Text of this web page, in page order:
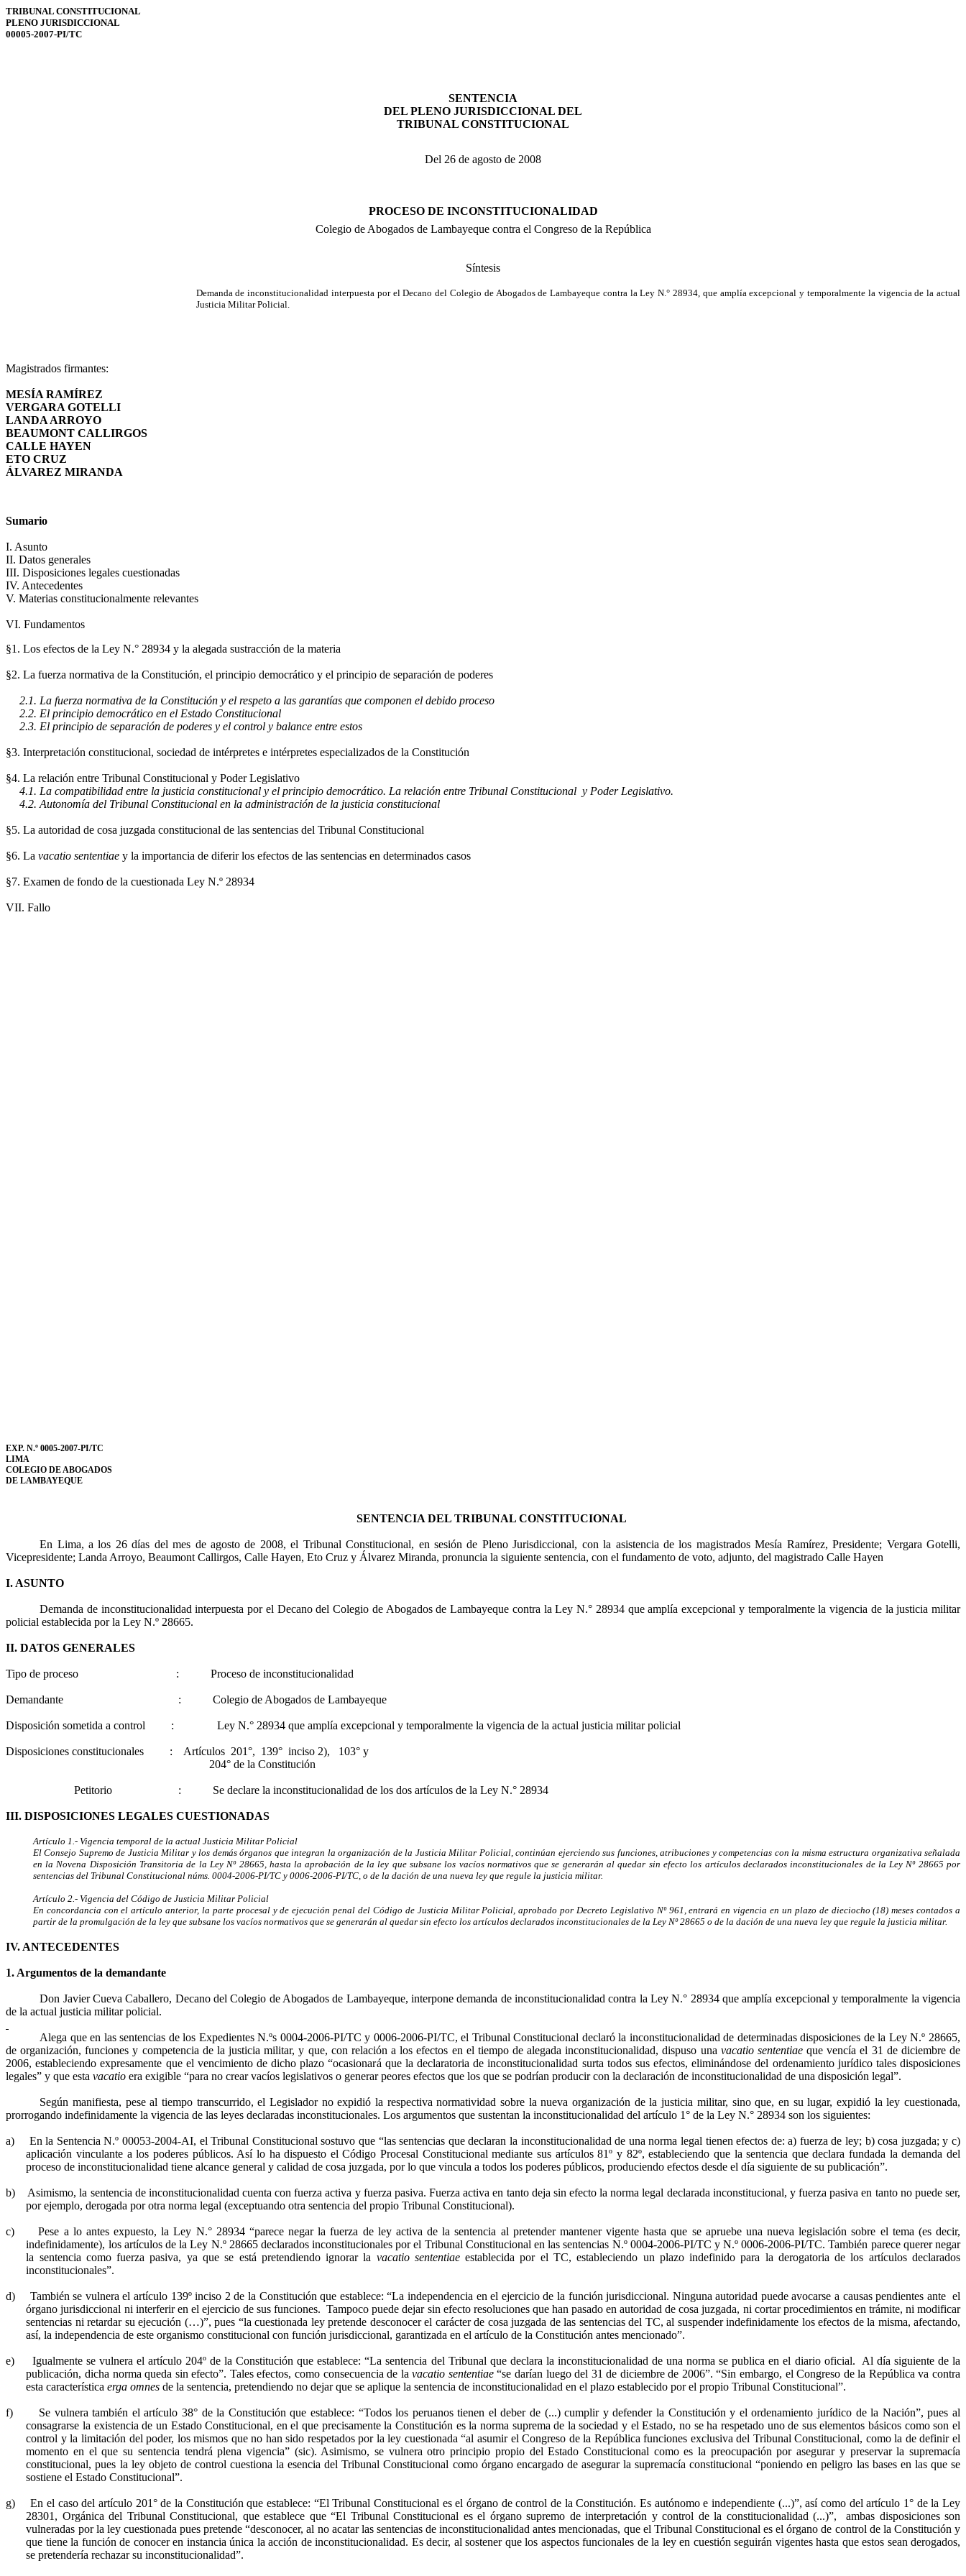
TRIBUNAL CONSTITUCIONAL
PLENO JURISDICCIONAL
00005-2007-PI/TC
SENTENCIA
DEL PLENO JURISDICCIONAL DEL
TRIBUNAL CONSTITUCIONAL
Del 26 de agosto de 2008
PROCESO DE INCONSTITUCIONALIDAD
Colegio de Abogados de Lambayeque contra el Congreso de la República
Síntesis
Demanda de inconstitucionalidad interpuesta por el Decano del Colegio de Abogados de Lambayeque contra la Ley N.° 28934, que amplía excepcional y temporalmente la vigencia de la actual
Justicia Militar Policial.
Magistrados firmantes:
MESÍA RAMÍREZ
VERGARA GOTELLI
LANDA ARROYO
BEAUMONT CALLIRGOS
CALLE HAYEN
ETO CRUZ
ÁLVAREZ MIRANDA
Sumario
I. Asunto
II. Datos generales
III. Disposiciones legales cuestionadas
IV. Antecedentes
V. Materias constitucionalmente relevantes
VI. Fundamentos
§1. Los efectos de la Ley N.° 28934 y la alegada sustracción de la materia
§2. La fuerza normativa de la Constitución, el principio democrático y el principio de separación de poderes
2.1. La fuerza normativa de la Constitucióny el respeto a las garantías que componen el debido proceso
2.2. El principio democrático en el Estado Constitucional
2.3. El principio de separación de poderes y el control y balance entre estos
§3. Interpretación constitucional, sociedad de intérpretes e intérpretes especializados de la Constitución
§4. La relación entre Tribunal Constitucional y Poder Legislativo
4.1. La compatibilidad entre la justicia constitucional y el principio democrático. La relación entre Tribunal Constitucional y Poder Legislativo.
4.2. Autonomía del Tribunal Constitucional en la administración de la justicia constitucional
§5. La autoridad de cosa juzgada constitucional de las sentencias del Tribunal Constitucional
§6. La vacatio sententiae y la importancia de diferir los efectos de las sentencias en determinados casos
§7. Examen de fondo de la cuestionada Ley N.º 28934
VII. Fallo
EXP. N.º 0005-2007-PI/TC
LIMA
COLEGIO DE ABOGADOS
DE LAMBAYEQUE
SENTENCIA DEL TRIBUNAL CONSTITUCIONAL
En Lima, a los 26 días del mes de agosto de 2008, el Tribunal Constitucional, en sesión de Pleno Jurisdiccional, con la asistencia de los magistrados Mesía Ramírez, Presidente; Vergara Gotelli,
Vicepresidente; Landa Arroyo, Beaumont Callirgos, Calle Hayen, Eto Cruz y Álvarez Miranda, pronuncia la siguiente sentencia, con el fundamento de voto, adjunto, del magistrado Calle Hayen
I. ASUNTO
Demanda de inconstitucionalidad interpuesta por el Decano del Colegio de Abogados de Lambayeque contra la Ley N.° 28934 que amplía excepcional y temporalmente la vigencia de la justicia militar
policial establecida porla Ley N.º 28665.
II. DATOS GENERALES
Tipo de proceso : Proceso de inconstitucionalidad
Demandante : Colegio de Abogados de Lambayeque
Disposición sometida a control : Ley N.° 28934 que amplía excepcional y temporalmente la vigencia de la actual justicia militar policial
Disposiciones constitucionales : Artículos 201°, 139° inciso 2),
103° y
204° dela Constitución
Petitorio : Se declare la inconstitucionalidad de los dos artículos de la Ley N.°28934
III. DISPOSICIONES LEGALES CUESTIONADAS
Artículo 1.- Vigencia temporal de la actual Justicia Militar Policial
El Consejo Supremo de Justicia Militar y los demás órganos que integran la organización de la Justicia Militar Policial, continúan ejerciendo sus funciones, atribuciones y competencias con la misma estructura organizativa señalada
en la Novena Disposición Transitoria de la Ley Nº 28665, hasta la aprobación de la ley que subsane los vacíos normativos que se generarán al quedar sin efecto los artículos declarados inconstitucionales de la Ley Nº 28665 por
sentencias del Tribunal Constitucional núms. 0004-2006-PI/TC y 0006-2006-PI/TC, o de la dación de una nueva ley que regule la justicia militar.
Artículo 2.- Vigencia del Código de Justicia Militar Policial
En concordancia con el artículo anterior, la parte procesal y de ejecución penal del Código de Justicia Militar Policial, aprobado por Decreto Legislativo Nº 961, entrará en vigencia en un plazo de dieciocho (18) meses contados a
partir de la promulgación de la ley que subsane los vacíos normativos que se generarán al quedar sin efecto los artículos declarados inconstitucionales de la Ley Nº 28665 o de la dación de una nueva ley que regule la justicia militar.
IV. ANTECEDENTES
1. Argumentos de la demandante
Don Javier Cueva Caballero, Decano del Colegio de Abogados de Lambayeque, interpone demanda de inconstitucionalidad contra la Ley N.° 28934 que amplía excepcional y temporalmente la vigencia
de la actual justicia militar policial.
Alega que en las sentencias de los Expedientes N.ºs 0004-2006-PI/TC y 0006-2006-PI/TC, el Tribunal Constitucional declaró la inconstitucionalidad de determinadas disposiciones dela Ley N.º 28665,
de organización, funciones y competencia de la justicia militar, y que, con relación a los efectos en el tiempo de alegada inconstitucionalidad, dispuso una vacatio sententiaeque vencía el 31 de diciembre de
2006, estableciendo expresamente que el vencimiento de dicho plazo “ocasionará que la declaratoria de inconstitucionalidad surta todos sus efectos, eliminándose del ordenamiento jurídico tales disposiciones
legales” y que esta vacatio era exigible “para no crear vacíos legislativos o generar peores efectos que los que se podrían producir con la declaración de inconstitucionalidad de una disposición legal”.
Según manifiesta, pese al tiempo transcurrido, el Legislador no expidió la respectiva normatividad sobre la nueva organización de la justicia militar, sino que, en su lugar, expidió la ley cuestionada,
prorrogando indefinidamente la vigencia de las leyes declaradas inconstitucionales. Los argumentos que sustentan la inconstitucionalidad del artículo 1° de la Ley N.° 28934 son los siguientes:
a) Enla Sentencia N.º 00053-2004-AI, el Tribunal Constitucional sostuvo que “las sentencias que declaran la inconstitucionalidad de una norma legal tienen efectos de: a) fuerza de ley; b) cosa juzgada; y c)
aplicación vinculante a los poderes públicos. Así lo ha dispuesto el Código Procesal Constitucional mediante sus artículos 81º y 82º, estableciendo que la sentencia que declara fundada la demanda del
proceso de inconstitucionalidad tiene alcance general y calidad de cosa juzgada, por lo que vincula a todos los poderes públicos, produciendo efectos desde el día siguiente de su publicación”.
b)
Asimismo, la sentencia de inconstitucionalidad cuenta con fuerza activa y fuerza pasiva. Fuerza activa en tanto deja sin efecto la norma legal declarada inconstitucional, y fuerza pasiva en tanto no puede ser,
por ejemplo, derogada por otra norma legal (exceptuando otra sentencia del propio Tribunal Constitucional).
c) Pese a lo antes expuesto,la Ley N.°28934 “parece negar la fuerza de ley activa de la sentencia al pretender mantener vigente hasta que se apruebe una nueva legislación sobre el tema (es decir,
indefinidamente), los artículos dela Ley N.º28665 declarados inconstitucionales por el Tribunal Constitucional en las sentencias N.º 0004-2006-PI/TC y N.º 0006-2006-PI/TC. También parece querer negar
la sentencia como fuerza pasiva, ya que se está pretendiendo ignorar la vacatio sententiaeestablecida por el TC, estableciendo un plazo indefinido para la derogatoria de los artículos declarados
inconstitucionales”.
d) También se vulnera el artículo 139º inciso 2 dela Constitución que establece: “La independencia en el ejercicio de la función jurisdiccional. Ninguna autoridad puede avocarse a causas pendientes ante el
órgano jurisdiccional ni interferir en el ejercicio de sus funciones. Tampoco puede dejar sin efecto resoluciones que han pasado en autoridad de cosa juzgada, ni cortar procedimientos en trámite, ni modificar
sentencias ni retardar su ejecución (…)”, pues “la cuestionada ley pretende desconocer el carácter de cosa juzgada de las sentencias del TC, al suspender indefinidamente los efectos de la misma, afectando,
así, la independencia de este organismo constitucional con función jurisdiccional, garantizada en el artículo dela Constitución antes mencionado”.
e) Igualmente se vulnera el artículo 204º dela Constitución que establece: “La sentencia del Tribunal que declara la inconstitucionalidad de una norma se publica en el diario oficial.
Al día siguiente de la
publicación, dicha norma queda sin efecto”. Tales efectos, como consecuencia de lavacatio sententiae“se darían luego del 31 de diciembre de 2006”. “Sin embargo, el Congreso dela República va contra
esta característicaerga omnes de la sentencia, pretendiendo no dejar que se aplique la sentencia de inconstitucionalidad en el plazo establecido por el propio Tribunal Constitucional”.
f) Se vulnera también el artículo 38° dela Constitución que establece: “Todos los peruanos tienen el deber de (...) cumplir y defenderla Constitución y el ordenamiento jurídico dela Nación”, pues al
consagrarse la existencia de un Estado Constitucional, en el que precisamentela Constitución es la norma suprema de la sociedad y el Estado, no se ha respetado uno de sus elementos básicos como son el
control y la limitación del poder, los mismos que no han sido respetados por la ley cuestionada “al asumir el Congreso dela República funciones exclusiva del Tribunal Constitucional, como la de definir el
momento en el que su sentencia tendrá plena vigencia” (sic). Asimismo, se vulnera otro principio propio del Estado Constitucional como es la preocupación por asegurar y preservar la supremacía
constitucional, pues la ley objeto de control cuestiona la esencia del Tribunal Constitucional como órgano encargado de asegurar la supremacía constitucional “poniendo en peligro las bases en las que se
sostiene el Estado Constitucional”.
g) En el caso del artículo 201° dela Constitución que establece: “El Tribunal Constitucional es el órgano de control de la Constitución. Es autónomo e independiente (...)”, así como del artículo 1° dela Ley
28301, Orgánica del Tribunal Constitucional, que establece que “El Tribunal Constitucional es el órgano supremo de interpretación y control de la constitucionalidad (...)”,
ambas disposiciones son
vulneradas por la ley cuestionada pues pretende “desconocer, al no acatar las sentencias de inconstitucionalidad antes mencionadas, que el Tribunal Constitucional es el órgano de control de la Constitución y
que tiene la función de conocer en instancia única la acción de inconstitucionalidad. Es decir, al sostener que los aspectos funcionales de la ley en cuestión seguirán vigentes hasta que estos sean derogados,
se pretendería rechazar su inconstitucionalidad”.